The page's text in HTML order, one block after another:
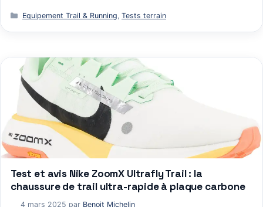
Catégories
Equipement Trail & Running, Tests terrain
Test et avis Nike ZoomX Ultrafly Trail : la
chaussure de trail ultra-rapide à plaque carbone
4 mars 2025 par Benoit Michelin